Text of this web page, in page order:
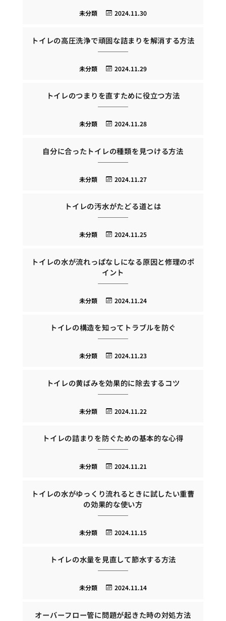
2024.11.30
未分類
トイレの高圧洗浄で頑固な詰まりを解消する方法
2024.11.29
未分類
トイレのつまりを直すために役立つ方法
2024.11.28
未分類
自分に合ったトイレの種類を見つける方法
2024.11.27
未分類
トイレの汚水がたどる道とは
2024.11.25
未分類
トイレの水が流れっぱなしになる原因と修理のポ
イント
2024.11.24
未分類
トイレの構造を知ってトラブルを防ぐ
2024.11.23
未分類
トイレの黄ばみを効果的に除去するコツ
2024.11.22
未分類
トイレの詰まりを防ぐための基本的な心得
2024.11.21
未分類
トイレの水がゆっくり流れるときに試したい重曹
の効果的な使い方
2024.11.15
未分類
トイレの水量を見直して節水する方法
2024.11.14
未分類
オーバーフロー管に問題が起きた時の対処方法